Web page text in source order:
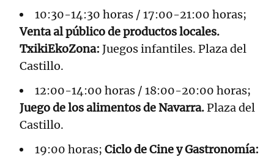
10:30-14:30 horas / 17:00-21:00 horas;
Venta al público de productos locales.
TxikiEkoZona: Juegos infantiles. Plaza del
Castillo.
12:00-14:00 horas / 18:00-20:00 horas;
Juego de los alimentos de Navarra.Plaza del
Castillo.
19:00 horas; Ciclo de Cine y Gastronomía: